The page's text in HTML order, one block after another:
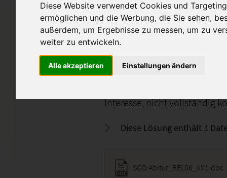
Diese Website verwendet Cookies und
ermöglichen und die Werbung, die Sie sehen,
außerdem, um Ergebnisse zu messen, um zu
weiter zu entwickeln.
Alle akzeptieren Einstellungen ändern
REL06 - Religion Note 1,0
Sie kaufen die vollständige
zum Lernheft REL06 -
Die Kommentare des
enthalten.
Interesse, nicht vollständig
Diese Lösung enthält 1
SGD Abitur_REL06_XX1.doc